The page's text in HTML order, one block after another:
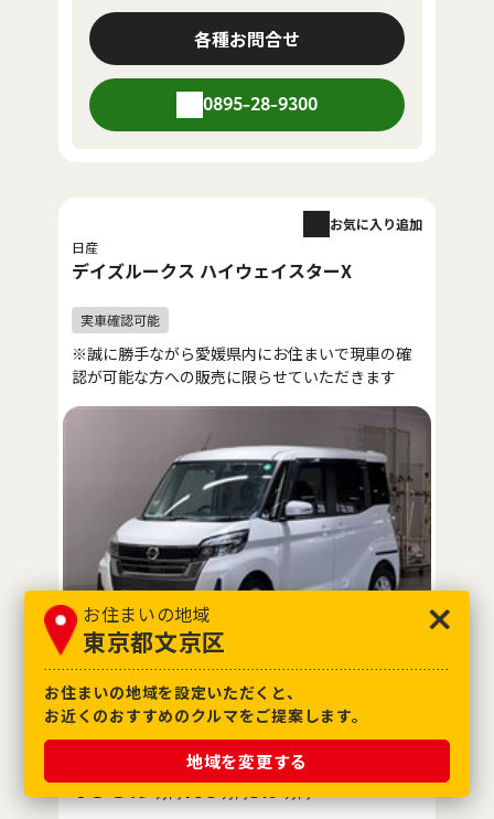
お住まいの地域
東京都文京区
お住まいの地域を設定いただくと、
お近くのおすすめのクルマをご提案します。
地域を変更する
各種お問合せ
0895-28-9300
日産
デイズルークス ハイウェイスターX
お気に入り追加
※誠に勝手ながら愛媛県内にお住まいで現車の確
認が可能な方への販売に限らせていただきます
108.9 万円
車両価格
105 万円
諸費用
3.9 万円
※消費税10%込み